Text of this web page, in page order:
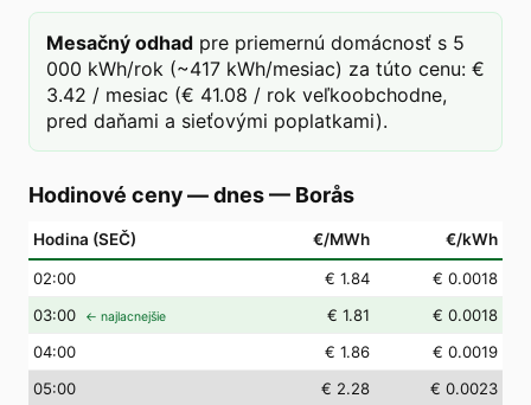
Mesačný odhad pre priemernú domácnosť s 5
000 kWh/rok (~417 kWh/mesiac) za túto cenu: €
3.42 / mesiac (€ 41.08 / rok veľkoobchodne,
pred daňami a sieťovými poplatkami).
Hodinové ceny — dnes— Borås
Hodina (SEČ) €/MWh €/kWh
02:00 € 1.84
€ 0.0018
03:00 ← najlacnejšie € 1.81
€ 0.0018
04:00 € 1.86
€ 0.0019
05:00 € 2.28
€ 0.0023